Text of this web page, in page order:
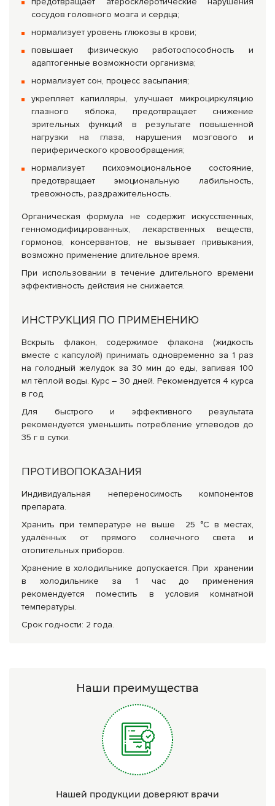
сосудов головного мозга и сердца;
нормализует уровень глюкозы в крови;
повышает физическую работоспособность и
адаптогенные возможности организма;
нормализует сон, процесс засыпания;
укрепляет капилляры, улучшает микроциркуляцию
глазного яблока, предотвращает снижение
зрительных функций в результате повышенной
нагрузки на глаза, нарушения мозгового и
периферического кровообращения;
нормализует психоэмоциональное состояние,
предотвращает эмоциональную лабильность,
тревожность, раздражительность.
Органическая формула не содержит искусственных,
генномодифицированных, лекарственных веществ,
гормонов, консервантов, не вызывает привыкания,
возможно применение длительное время.
При использовании в течение длительного времени
эффективность действия не снижается.
ИНСТРУКЦИЯ ПО ПРИМЕНЕНИЮ
Вскрыть флакон, содержимое флакона (жидкость
вместе с капсулой) принимать одновременно за 1 раз
на голодный желудок за 30 мин до еды, запивая 100
мл тёплой воды. Курс – 30 дней. Рекомендуется 4 курса
в год.
Для быстрого и эффективного результата
рекомендуется уменьшить потребление углеводов до
35 г в сутки.
ПРОТИВОПОКАЗАНИЯ
Индивидуальная непереносимость компонентов
препарата.
Хранить при температуре не выше 25 °С в местах,
удалённых от прямого солнечного света и
отопительных приборов.
Хранение в холодильнике допускается. При хранении
в холодильнике за 1 час до применения
рекомендуется поместить в условия комнатной
температуры.
Срок годности: 2 года.
Наши преимущества
Нашей продукции доверяют врачи